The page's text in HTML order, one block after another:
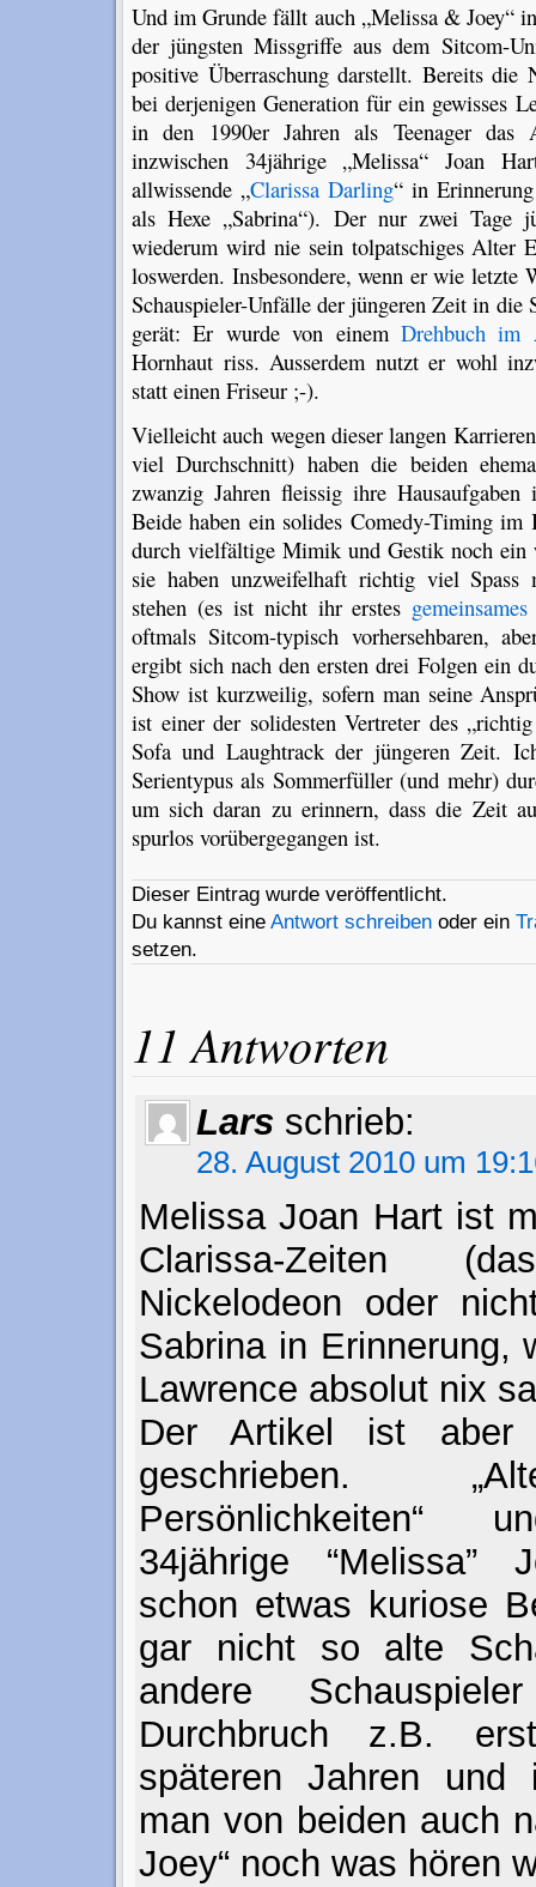
Und im Grunde fällt auch „Melissa & Joey“
der jüngsten Missgriffe aus dem Sitcom-
positive Überraschung darstellt. Bereits die
bei derjenigen Generation für ein gewisses
in den 1990er Jahren als Teenager das
inzwischen 34jährige „Melissa“ Joan
allwissende „Clarissa Darling“ in
als Hexe „Sabrina“). Der nur zwei Tage
wiederum wird nie sein tolpatschiges Alter
loswerden. Insbesondere, wenn er wie letzte
Schauspieler-Unfälle der jüngeren Zeit in die
gerät: Er wurde von einem Drehbuch im
Hornhaut riss. Ausserdem nutzt er wohl
statt einen Friseur ;-).
Vielleicht auch wegen dieser langen
viel Durchschnitt) haben die beiden
zwanzig Jahren fleissig ihre
Beide haben ein solides Comedy-Timing im
durch vielfältige Mimik und Gestik noch ein
sie haben unzweifelhaft richtig viel
stehen (es ist nicht ihr erstes
oftmals Sitcom-typisch vorhersehbaren,
ergibt sich nach den ersten drei Folgen ein
Show ist kurzweilig, sofern man seine
ist einer der solidesten Vertreter des
Sofa und Laughtrack der jüngeren Zeit.
Serientypus als Sommerfüller (und mehr)
um sich daran zu erinnern, dass die Zeit
spurlos vorübergegangen ist.
Dieser Eintrag wurde veröffentlicht.
Du kannst eine Antwort schreibenoder ein
setzen.
11 Antworten
Lars schrieb:
28. August 2010 um
Melissa Joan Hart ist
Clarissa-Zeiten
Nickelodeon oder
Sabrina in Erinnerung,
Lawrence absolut nix
Der Artikel ist
geschrieben.
Persönlichkeiten“
34jährige “Melissa”
schon etwas kuriose
gar nicht so alte
andere
Durchbruch z.B.
späteren Jahren und
man von beiden auch
Joey“ noch was hören